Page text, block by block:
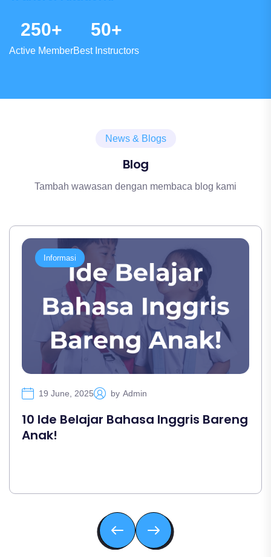
dan atmosfir kelas. Dengan didukung tenaga
pengajar professional, fasilitas belajar
250+
Active Member
50+
Best Instructors
News & Blogs
Blog
Tambah wawasan dengan membaca blog kami
Informasi
19 June, 2025 by Admin
10 Ide Belajar Bahasa Inggris Bareng
Anak!